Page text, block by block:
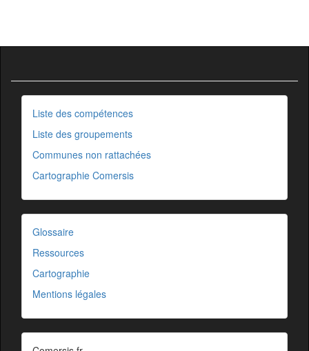
Liste des compétences
Liste des groupements
Communes non rattachées
Cartographie Comersis
Glossaire
Ressources
Cartographie
Mentions légales